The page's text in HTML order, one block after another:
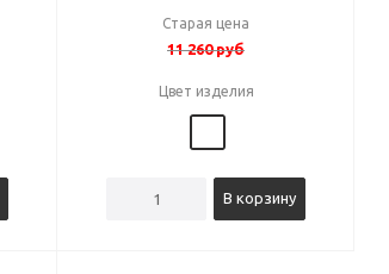
Старая цена
11 260руб
Цвет изделия
В корзину